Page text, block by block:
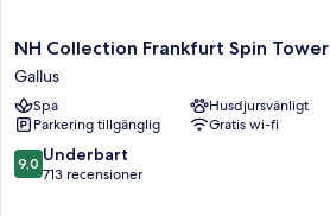
NH
Collection
Frankfurt
Spin
Tower
Gallus
NH Collection Frankfurt Spin Tower
Gallus
Spa
Husdjursvänligt
Parkering tillgänglig
Gratis wi-fi
9.0
av
9,0 Underbart
713 recensioner